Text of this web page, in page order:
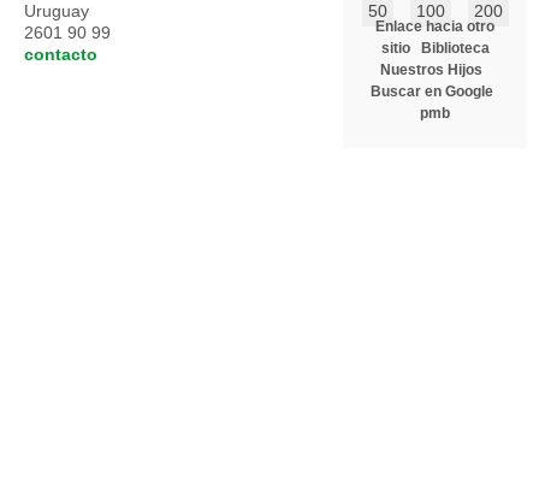
50
100 200
Enlace hacia otro
sitio
Biblioteca
Nuestros Hijos
Buscar en Google
pmb
Uruguay
2601 90 99
contacto